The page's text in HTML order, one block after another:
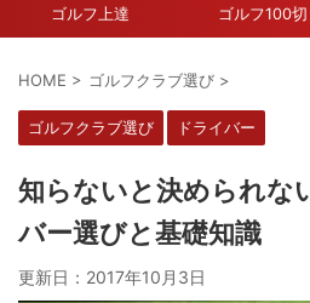
ゴルフ上達 ゴルフ100切
HOME > ゴルフクラブ選び >
ゴルフクラブ選び ドライバー
知らないと決められな
バー選びと基礎知識
更新日： 2017年10月3日